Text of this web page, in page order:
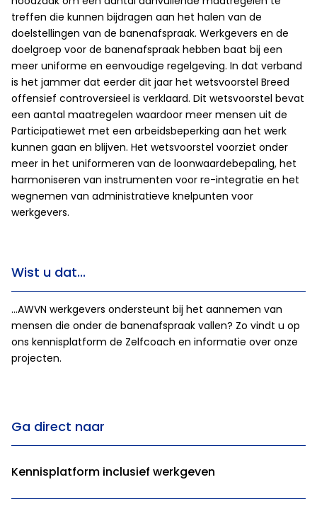
treffen die kunnen bijdragen aan het halen van de
doelstellingen van de banenafspraak. Werkgevers en de
doelgroep voor de banenafspraak hebben baat bij een
meer uniforme en eenvoudige regelgeving. In dat verband
is het jammer dat eerder dit jaar het wetsvoorstel Breed
offensief controversieel is verklaard. Dit wetsvoorstel bevat
een aantal maatregelen waardoor meer mensen uit de
Participatiewet met een arbeidsbeperking aan het werk
kunnen gaan en blijven. Het wetsvoorstel voorziet onder
meer in het uniformeren van de loonwaardebepaling, het
harmoniseren van instrumenten voor re-integratie en het
wegnemen van administratieve knelpunten voor
werkgevers.
Wist u dat...
…AWVN werkgevers ondersteunt bij het aannemen van
mensen die onder de banenafspraak vallen? Zo vindt u op
ons kennisplatform de Zelfcoach en informatie over onze
projecten.
Ga direct naar
Kennisplatform inclusief werkgeven